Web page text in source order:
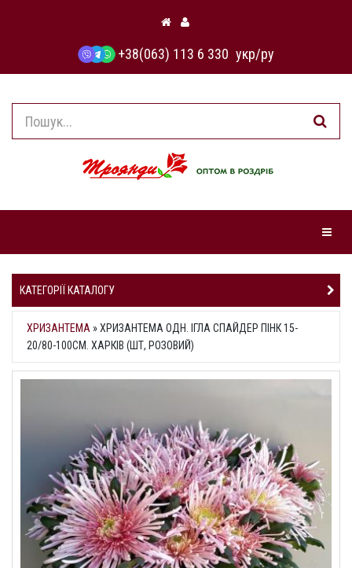
+38(063) 113 6 330 укр/ру
КАТЕГОРІЇ КАТАЛОГУ
ХРИЗАНТЕМА »ХРИЗАНТЕМА ОДН. ІГЛА СПАЙДЕР ПІНК 15-
20/80-100СМ. ХАРКІВ (ШТ, РОЗОВИЙ)